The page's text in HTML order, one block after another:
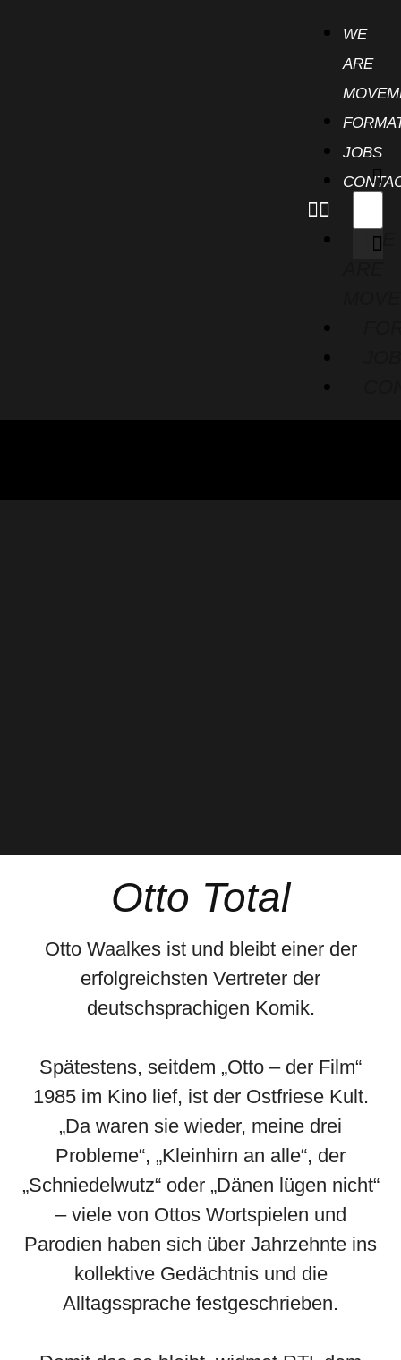
WE
ARE
JOBS
WE
Otto Total
Otto Waalkes ist und bleibt einer der
erfolgreichsten Vertreter der
deutschsprachigen Komik.
Spätestens, seitdem „Otto – der Film“
1985 im Kino lief, ist der Ostfriese Kult.
„Da waren sie wieder, meine drei
Probleme“, „Kleinhirn an alle“, der
„Schniedelwutz“ oder „Dänen lügen nicht“
– viele von Ottos Wortspielen und
Parodien haben sich über Jahrzehnte ins
kollektive Gedächtnis und die
Alltagssprache festgeschrieben.